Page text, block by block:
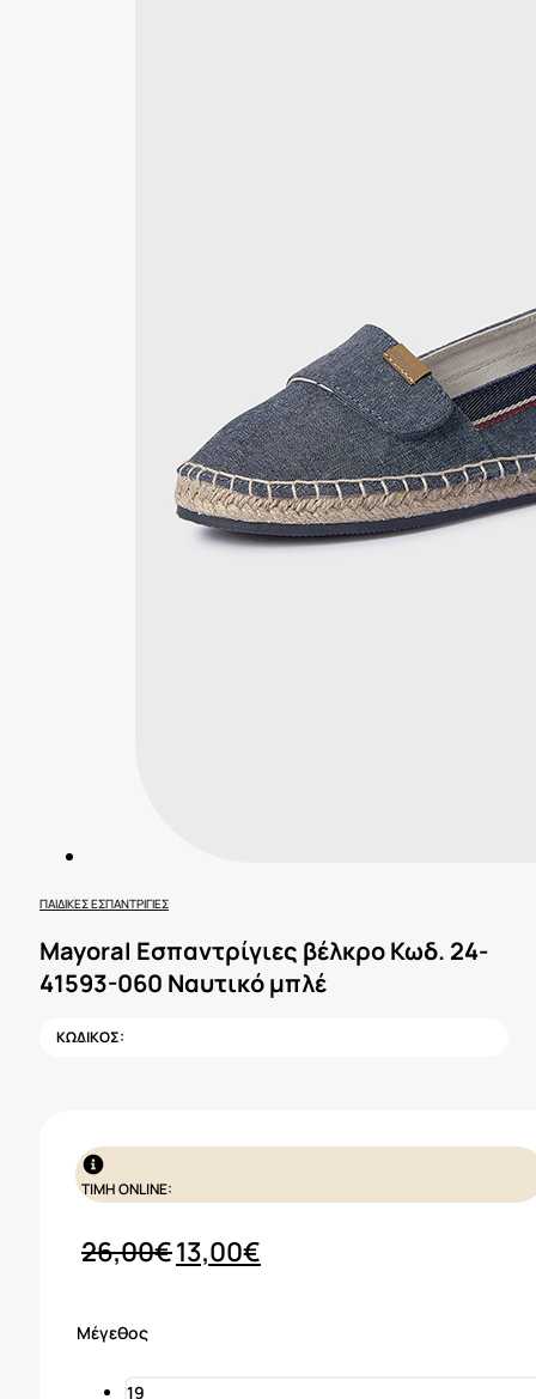
ΠΑΙΔΙΚΈΣ ΕΣΠΑΝΤΡΊΓΙΕΣ
Mayoral Εσπαντρίγιες βέλκρο Κωδ. 24-
41593-060 Ναυτικό μπλέ
ΚΩΔΙΚΟΣ:
ΤΙΜΗ ONLINE:
26,00€Original
13,00€
Μέγεθος
19